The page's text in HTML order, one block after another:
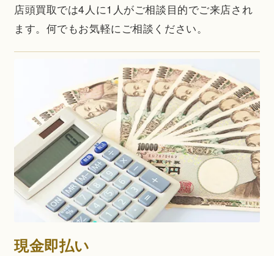
店頭買取では4人に1人がご相談目的でご来店され
ます。何でもお気軽にご相談ください。
現金即払い